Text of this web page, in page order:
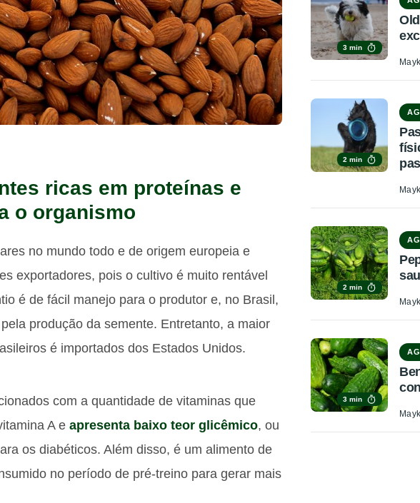
ricas em proteínas e
o organismo
no mundo todo e de origem europeia e
exportadores, pois o cultivo é muito rentável
é de fácil manejo para o produtor e, no Brasil,
produção da semente. Entretanto, a maior
é importados dos Estados Unidos.
com a quantidade de vitaminas que
A e apresenta baixo teor glicêmico, ou
os diabéticos. Além disso, é um alimento de
no período de pré-treino para gerar mais
3 min
2 min
2 min
3 min